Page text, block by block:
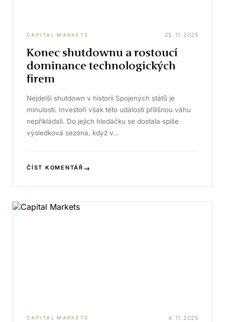
CAPITAL MARKETS 25. 11. 2025
Konec shutdownu a rostoucí
dominance technologických
firem
Nejdelší shutdown v historii Spojených států je
minulostí. Investoři však této události přílišnou váhu
nepřikládali. Do jejich hledáčku se dostala spíše
výsledková sezóna, když v…
ČÍST KOMENTÁŘ →
CAPITAL MARKETS 4. 11. 2025